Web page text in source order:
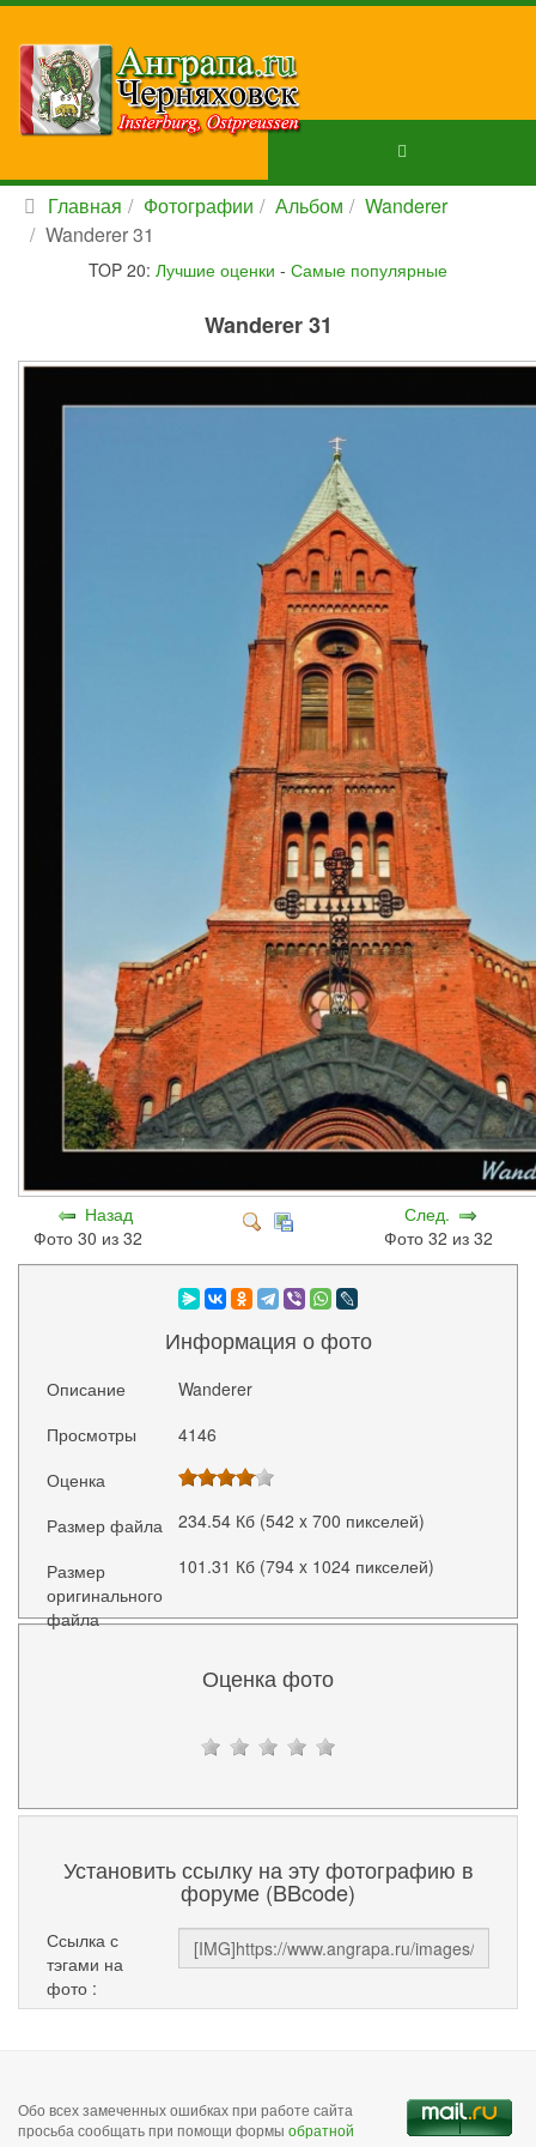
Главная Фотографии Альбом
Wanderer
Wanderer 31
TOP 20: Лучшие оценки - Самые популярные
Wanderer 31
Назад
Фото 30 из 32
След.
Фото 32 из 32
Информация о фото
Описание
Wanderer
Просмотры
4146
Оценка
Размер файла
234.54 Кб (542 x 700 пикселей)
Размер
оригинального
файла
101.31 Кб (794 x 1024 пикселей)
Оценка фото
Установить ссылку на эту фотографию в
форуме (BBcode)
Ссылка с
тэгами на
фото :
Обо всех замеченных ошибках при работе сайта
просьба сообщать при помощи формы обратной